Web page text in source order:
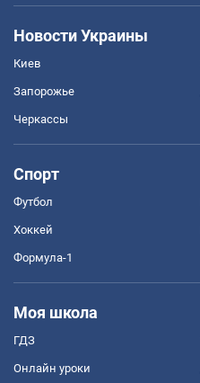
Новости Украины
Киев
Запорожье
Черкассы
Спорт
Футбол
Хоккей
Формула-1
Моя школа
ГДЗ
Онлайн уроки